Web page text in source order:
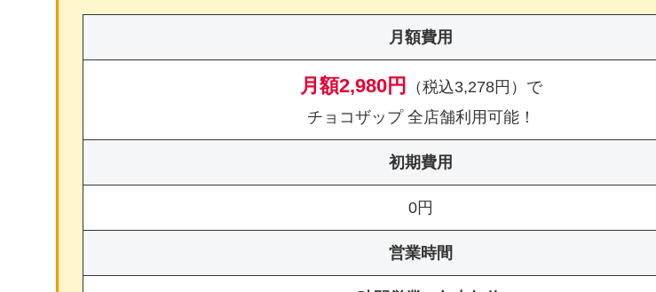
月額費用
月額2,980円
（税込3,278円）で
チョコザップ 全店舗利用可能！
初期費用
0円
営業時間